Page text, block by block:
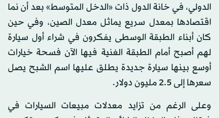
الدولي، في خانة الدول ذات «الدخل المتوسط» بعد أن نما
اقتصادها بمعدل سريع يماثل معدل الصين، وفي حين
كان أبناء الطبقة الوسطى يفكرون في شراء أول سيارة
لهم أصبح أمام الطبقة الغنية فيها الآن فسحة خيارات
أوسع بينها سيارة جديدة يطلق عليها اسم الشبح يصل
سعرها إلى 2.5 مليون دولار.
وعلى الرغم من تزايد معدلات مبيعات السيارات في